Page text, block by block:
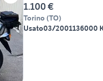
1.100 €
Torino (TO)
Usato03/2001136000